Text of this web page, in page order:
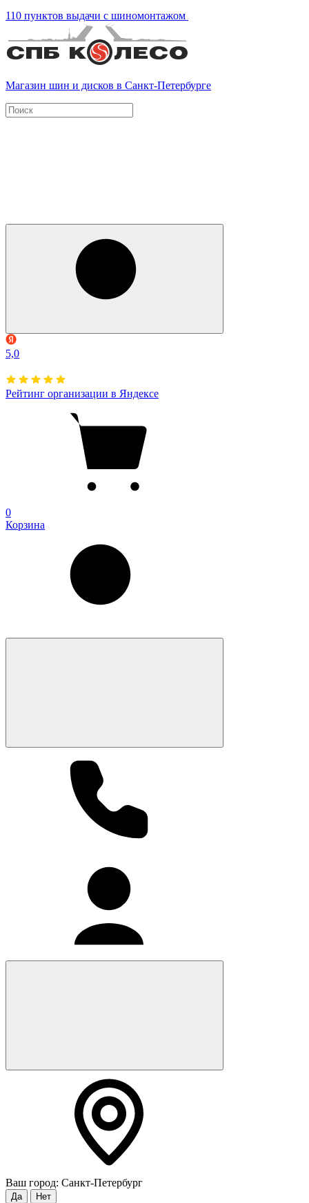
110 пунктов выдачи с шиномонтажом
Магазин шин и дисков в Санкт-Петербурге
5,0
Рейтинг организации в Яндексе
0
Корзина
Ваш город: Санкт-Петербург
Да Нет